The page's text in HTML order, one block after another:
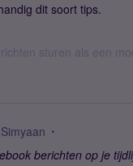
dit soort tips.
sturen als een
berichten op je